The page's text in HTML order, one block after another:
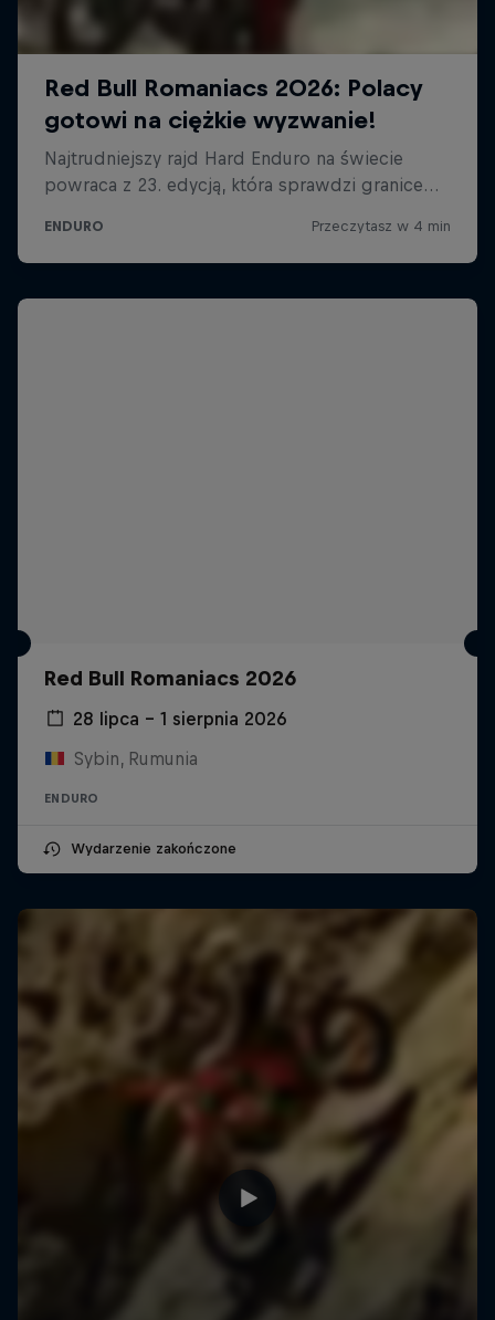
Red Bull Romaniacs 2026
28 lipca – 1 sierpnia 2026
Sybin, Rumunia
ENDURO
Wydarzenie zakończone